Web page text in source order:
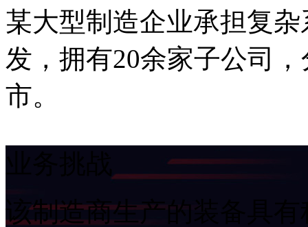
某大型制造企业承担复
发，拥有20余家子公司
市。
该制造商生产的装备具有科